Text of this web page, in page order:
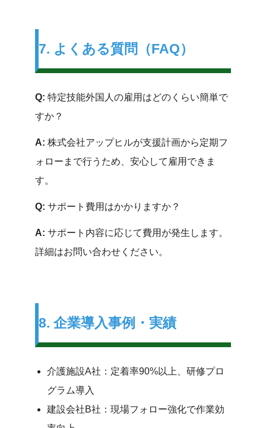
7. よくある質問（FAQ）
Q: 特定技能外国人の雇用はどのくらい簡単で
すか？
A: 株式会社アップヒルが支援計画から定期フ
ォローまで行うため、安心して雇用できま
す。
Q: サポート費用はかかりますか？
A: サポート内容に応じて費用が発生します。
詳細はお問い合わせください。
8. 企業導入事例・実績
介護施設A社：定着率90%以上、研修プロ
グラム導入
建設会社B社：現場フォロー強化で作業効